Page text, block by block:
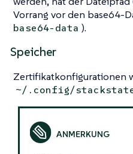
Vorrang vor den base64-
base64-data ).
Speicher
Zertifikatkonfigurationen
~/.config/